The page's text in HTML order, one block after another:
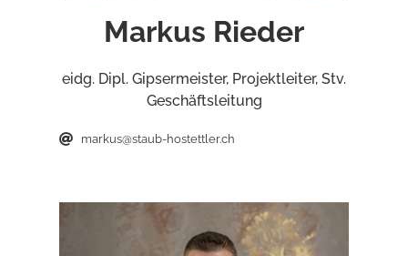
Markus Rieder
eidg. Dipl. Gipsermeister, Projektleiter, Stv.
Geschäftsleitung
markus@staub-hostettler.ch